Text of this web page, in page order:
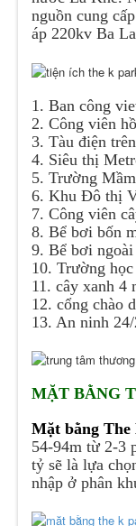
nguồn cung
áp 220kv Ba
1. Ban công
2. Công viên
3. Tàu điện
4. Siêu thị
5. Trường
6. Khu Đô thị
7. Công viên
8. Bể bơi bốn
9. Bể bơi
10. Trường
11. cây xanh 4
12. cổng chào
13. An ninh
MẶT BẰNG
Mặt bằng
54-94m từ 2-3
tỷ sẽ là lựa
nhập ở phân